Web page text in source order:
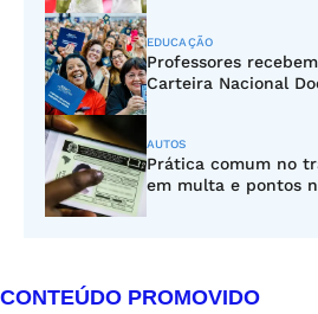
EDUCAÇÃO
Professores
Carteira Nacional
AUTOS
Prática comum no
em multa e pontos